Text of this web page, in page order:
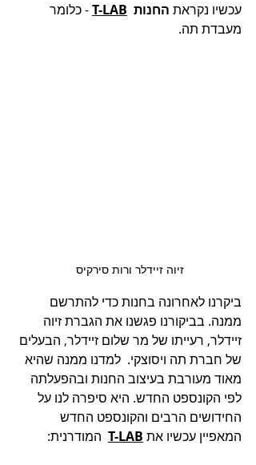
עכשיו נקראת החנות T-LAB - כלומר
מעבדת תה.
זיוה זיידלר ורות סירקיס
ביקרנו לאחרונה בחנות כדי להתרשם
ממנה. בביקורנו פגשנו את הגברת זיוה
זיידלר, רעייתו של מר שלום זיידלר, הבעלים
של חברת תה ויסוצקי.  למדנו ממנה שהיא
מאוד מעורבת בעיצוב החנות ובהפעלתה
לפי הקונספט החדש. היא סיפרה לנו על
החידושים הרבים והקונספט החדש
המאפיין עכשיו את T-LAB המודרנית: